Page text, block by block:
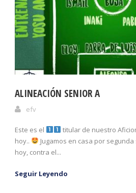
ALINEACIÓN SENIOR A
efv
Este es el
titular de nuestro
hoy..
Jugamos en casa por
hoy, contra el...
Seguir Leyendo